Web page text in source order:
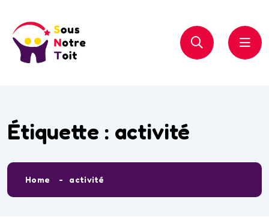
Étiquette : activité
Home activité